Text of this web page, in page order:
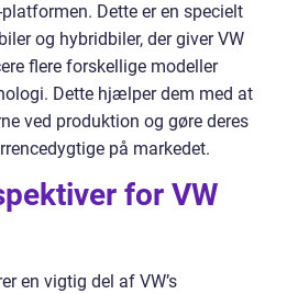
Dette er en specielt
og hybridbiler, der giver VW
flere forskellige modeller
Dette hjælper dem med at
ved produktion og gøre deres
på markedet.
for VW
en vigtig del af VW’s